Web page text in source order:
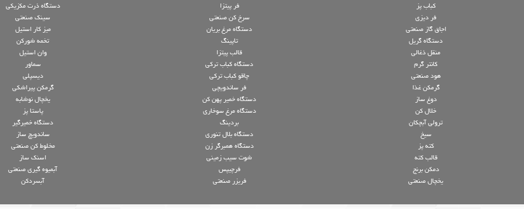
کباب پز
فر دیزی
اجاق گاز صنعتی
دستگاه گریل
منقل ذغالی
کانتر گرم
هود صنعتی
گرمکن غذا
دوغ ساز
خلال کن
ترولی آبچکان
سیخ
کته پز
قالب کته
دمکن برنج
یخچال صنعتی
فر پیتزا
سرخ کن صنعتی
دستگاه مرغ بریان
تاپینگ
قالب پیتزا
دستگاه کباب ترکی
چاقو کباب ترکی
فر ساندویچی
دستگاه خمیر پهن کن
دستگاه مرغ سوخاری
بردینگ
دستگاه بلال تنوری
دستگاه همبرگر زن
شوت سیب زمینی
فرچیپس
فریزر صنعتی
دستگاه ذرت مکزیکی
سینک صنعتی
میز کار استیل
تخمه شورکن
وان استیل
سماور
دیسپلی
گرمکن پیراشکی
یخچال نوشابه
پاستا پز
دستگاه خمیرگیر
ساندویچ ساز
مخلوط کن صنعتی
اسنک ساز
آبمیوه گیری صنعتی
آبسردکن